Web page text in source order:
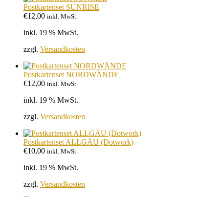
Postkartenset SUNRISE
€12,00 inkl. MwSt.
inkl. 19 % MwSt.
zzgl. Versandkosten
Postkartenset NORDWÄNDE
€12,00 inkl. MwSt.
inkl. 19 % MwSt.
zzgl. Versandkosten
Postkartenset ALLGÄU (Dotwork)
€10,00 inkl. MwSt.
inkl. 19 % MwSt.
zzgl. Versandkosten